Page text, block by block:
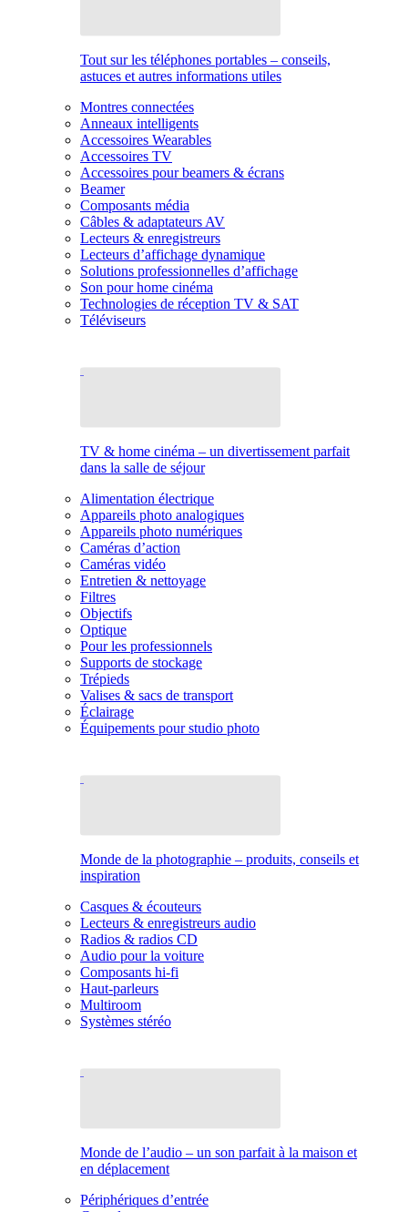
Tout sur les téléphones portables – conseils,
astuces et autres informations utiles
Montres connectées
Anneaux intelligents
Accessoires Wearables
Accessoires TV
Accessoires pour beamers & écrans
Beamer
Composants média
Câbles & adaptateurs AV
Lecteurs & enregistreurs
Lecteurs d’affichage dynamique
Solutions professionnelles d’affichage
Son pour home cinéma
Technologies de réception TV & SAT
Téléviseurs
TV & home cinéma – un divertissement parfait
dans la salle de séjour
Alimentation électrique
Appareils photo analogiques
Appareils photo numériques
Caméras d’action
Caméras vidéo
Entretien & nettoyage
Filtres
Objectifs
Optique
Pour les professionnels
Supports de stockage
Trépieds
Valises & sacs de transport
Éclairage
Équipements pour studio photo
Monde de la photographie – produits, conseils et
inspiration
Casques & écouteurs
Lecteurs & enregistreurs audio
Radios & radios CD
Audio pour la voiture
Composants hi-fi
Haut-parleurs
Multiroom
Systèmes stéréo
Monde de l’audio – un son parfait à la maison et
en déplacement
Périphériques d’entrée